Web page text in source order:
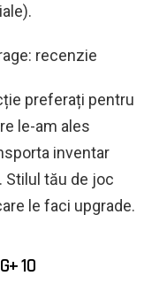
recenzie
preferați pentru
le-am ales
inventar
tău de joc
le faci upgrade.
10